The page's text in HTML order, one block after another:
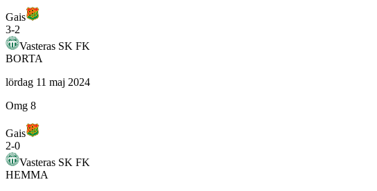
Gais
3-2
Vasteras SK FK
BORTA
lördag 11 maj 2024
Omg 8
Gais
2-0
Vasteras SK FK
HEMMA